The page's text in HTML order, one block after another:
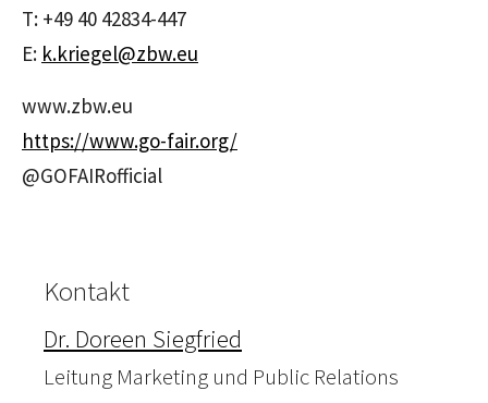
T: +49 40 42834-447
E: k.kriegel@zbw.eu
www.zbw.eu
https://www.go-fair.org/
@GOFAIRofficial
Kontakt
Dr. Doreen Siegfried
Leitung Marketing und Public Relations